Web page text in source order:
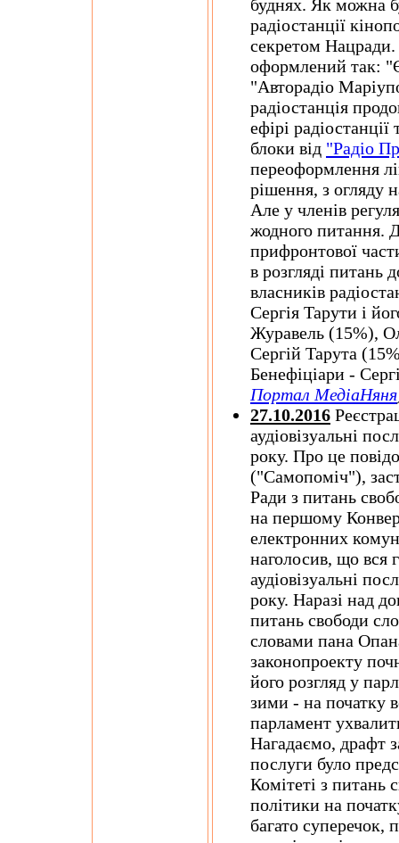
буднях. Як можна
радіостанції
секретом
оформлений так:
"Авторадіо
радіостанція
ефірі
блоки від "Радіо
переоформлення
рішення, з огляду
Але у членів
жодного питання.
прифронтової
в розгляді питань
власників
Сергія Тарути і
Журавель (15%),
Сергій Тарута
Бенефіціари -
Портал МедіаНяня
27.10.2016
аудіовізуальні
року. Про це
("Самопоміч"),
Ради з питань
на першому
електронних
наголосив, що вся
аудіовізуальні
року. Наразі над
питань свободи
словами пана
законопроекту
його розгляд у
зими - на початку
парламент
Нагадаємо, драфт
послуги було
Комітеті з питань
політики на
багато суперечок,